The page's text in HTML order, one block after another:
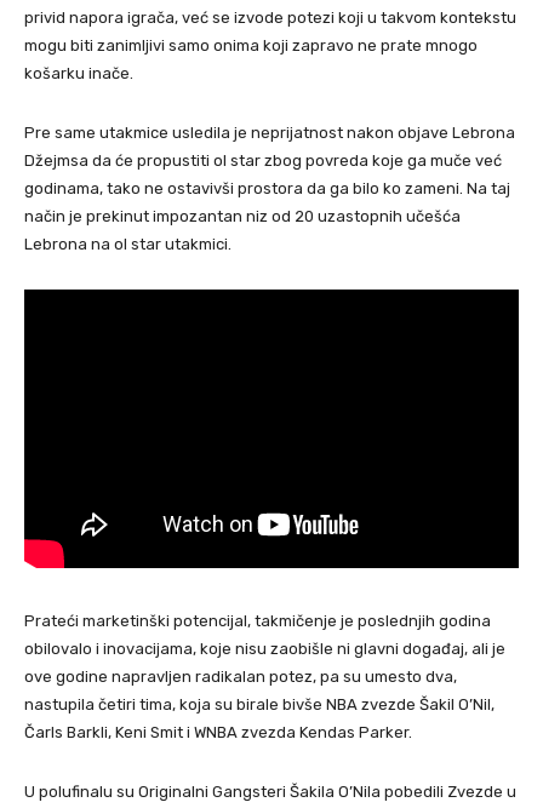
privid napora igrača, već se izvode potezi koji u takvom kontekstu
mogu biti zanimljivi samo onima koji zapravo ne prate mnogo
košarku inače.
Pre same utakmice usledila je neprijatnost nakon objave Lebrona
Džejmsa da će propustiti ol star zbog povreda koje ga muče već
godinama, tako ne ostavivši prostora da ga bilo ko zameni. Na taj
način je prekinut impozantan niz od 20 uzastopnih učešća
Lebrona na ol star utakmici.
Prateći marketinški potencijal, takmičenje je poslednjih godina
obilovalo i inovacijama, koje nisu zaobišle ni glavni događaj, ali je
ove godine napravljen radikalan potez, pa su umesto dva,
nastupila četiri tima, koja su birale bivše NBA zvezde Šakil O’Nil,
Čarls Barkli, Keni Smit i WNBA zvezda Kendas Parker.
U polufinalu su Originalni Gangsteri Šakila O’Nila pobedili Zvezde u